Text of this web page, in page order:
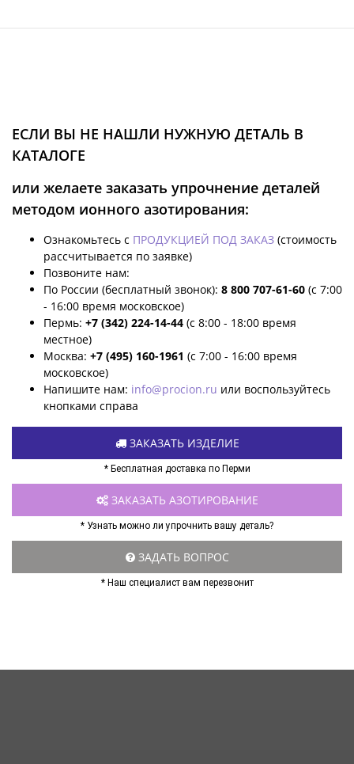
ЕСЛИ ВЫ НЕ НАШЛИ НУЖНУЮ ДЕТАЛЬ В
КАТАЛОГЕ
или желаете заказать упрочнение деталей
методом ионного азотирования:
Ознакомьтесь с ПРОДУКЦИЕЙ ПОД ЗАКАЗ (стоимость
рассчитывается по заявке)
Позвоните нам:
По России (бесплатный звонок): 8 800 707-61-60 (с 7:00
- 16:00 время московское)
Пермь: +7 (342) 224-14-44 (с 8:00 - 18:00 время
местное)
Москва: +7 (495) 160-1961 (с 7:00 - 16:00 время
московское)
Напишите нам: info@procion.ru или воспользуйтесь
кнопками справа
ЗАКАЗАТЬ ИЗДЕЛИЕ
* Бесплатная доставка по Перми
ЗАКАЗАТЬ АЗОТИРОВАНИЕ
* Узнать можно ли упрочнить вашу деталь?
ЗАДАТЬ ВОПРОС
* Наш специалист вам перезвонит